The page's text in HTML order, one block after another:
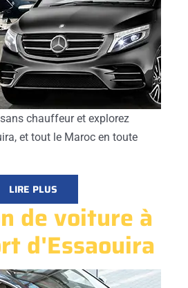
chauffeur et explorez
et tout le Maroc en toute
LIRE PLUS
de voiture à
d'Essaouira